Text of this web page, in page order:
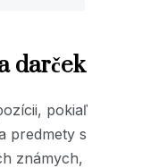
darček
pokiaľ
predmety s
známych,